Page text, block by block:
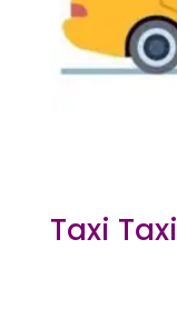
Taxi Taxi